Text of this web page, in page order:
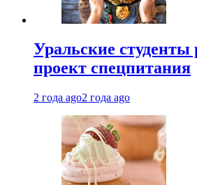
Уральские студенты
проект спецпитания
2 года ago2 года ago